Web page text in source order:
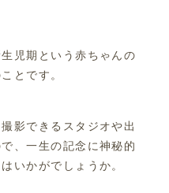
児期という赤ちゃんの
とです。
影できるスタジオや出
、一生の記念に神秘的
いかがでしょうか。